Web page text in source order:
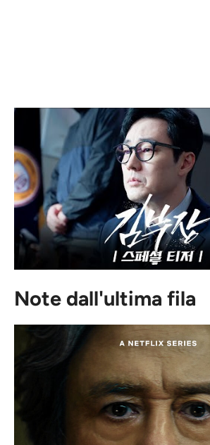
Note dall'ultima fila